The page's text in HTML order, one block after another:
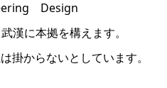
Design
漢に本拠を構えます。
掛からないとしています。